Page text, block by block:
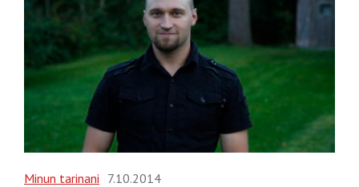
Minun tarinani 7.10.2014